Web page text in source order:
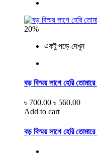
20%
একটু পড়ে দেখুন
বড় বিস্ময় লাগে হেরি
৳ 700.00 ৳ 560.00
Add to cart
বড় বিস্ময় লাগে হেরি